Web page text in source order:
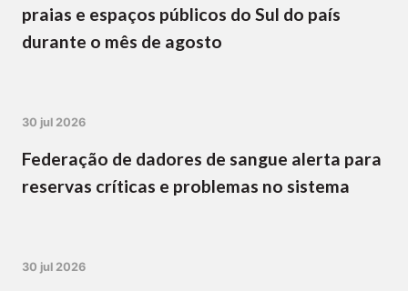
praias e espaços públicos do Sul do país
durante o mês de agosto
30 jul 2026
Federação de dadores de sangue alerta para
reservas críticas e problemas no sistema
30 jul 2026